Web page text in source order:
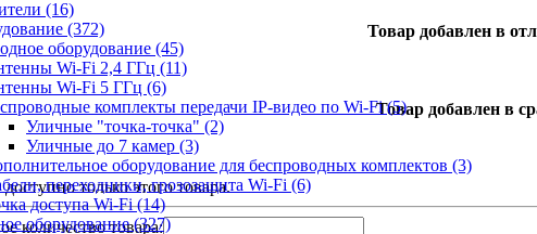
(16)
(372)
оборудование (45)
Wi-Fi 2,4 ГГц (11)
Wi-Fi 5 ГГц (6)
комплекты передачи IP-видео по Wi-Fi(5)
Уличные "точка-точка" (2)
Уличные до 7 камер (3)
оборудование для беспроводных комплектов (3)
переходники, грозозащита Wi-Fi (6)
доступа Wi-Fi(14)
оборудование(327)
Товар добавлен в
Товар добавлен в
толькоэтого товара.
количество товара: